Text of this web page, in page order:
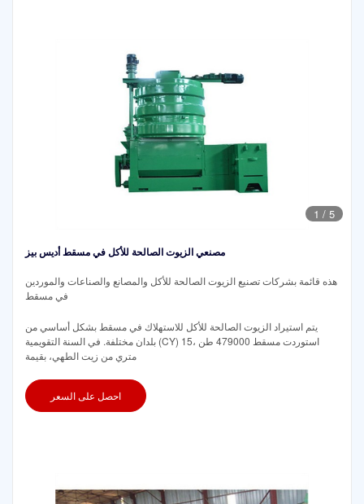
1 / 5
مصنعي الزيوت الصالحة للأكل في مسقط أديس بيز
هذه قائمة بشركات تصنيع الزيوت الصالحة للأكل والمصانع والصناعات والموردين
في مسقط
يتم استيراد الزيوت الصالحة للأكل للاستهلاك في مسقط بشكل أساسي من
بلدان مختلفة. في السنة التقويمية (CY) 15، استوردت مسقط 479000 طن
متري من زيت الطهي، بقيمة
احصل على السعر